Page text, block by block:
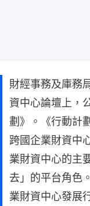
財經事務及庫務
資中心論壇上，
劃》。《行動計
跨國企業財資中
業財資中心的主
去」的平台角色
業財資中心發展